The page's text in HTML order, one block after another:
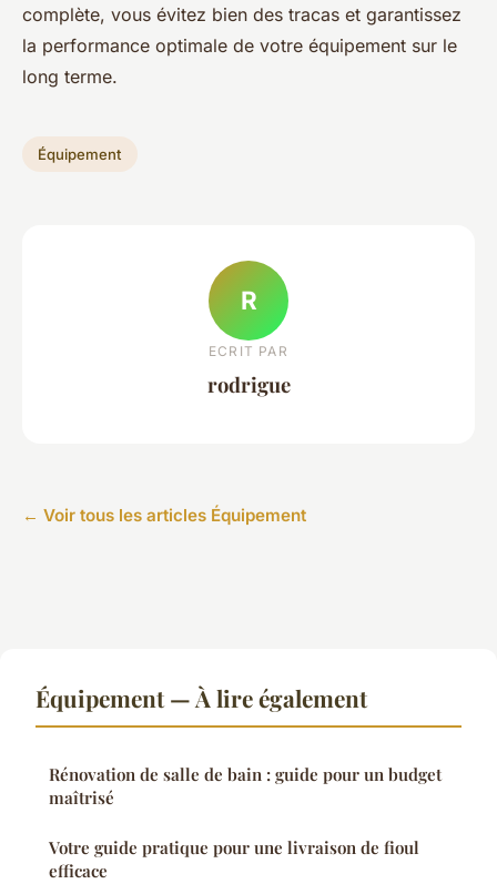
complète, vous évitez bien des tracas et garantissez
la performance optimale de votre équipement sur le
long terme.
Équipement
R
ECRIT PAR
rodrigue
← Voir tous les articles Équipement
Équipement — À lire également
Rénovation de salle de bain : guide pour un budget
maîtrisé
Votre guide pratique pour une livraison de fioul
efficace